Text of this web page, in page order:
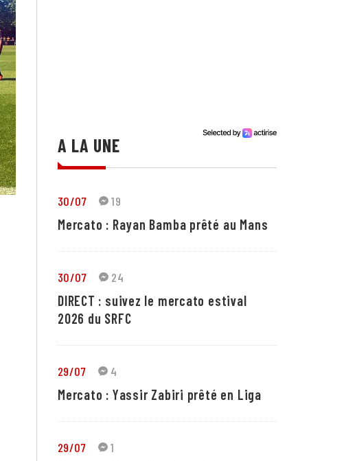
A LA UNE
30/07 19
Mercato : Rayan Bamba prêté au Mans
30/07 24
DIRECT : suivez le mercato estival
2026 du SRFC
29/07 4
Mercato : Yassir Zabiri prêté en Liga
29/07 1